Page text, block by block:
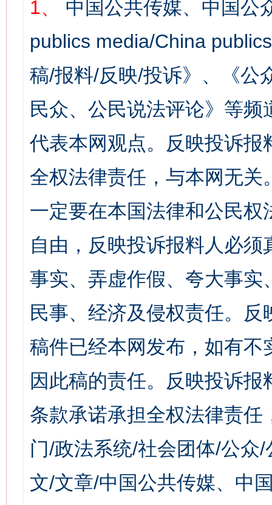
1、
中国公共传媒、中国公
publics media/China
稿/报料/反映/投诉》、《公
民众、公民说法评论》等
代表本网观点。反映投诉
全权法律责任，与本网无
一定要在本国法律和公民
自由，反映投诉报料人必
事实、弄虚作假、夸大事
民事、经济及侵权责任。
稿件已经本网发布，如有
因此稿的责任。反映投诉
条款承诺承担全权法律责
门/政法系统/社会团体/公众
文/文章/中国公共传媒、中